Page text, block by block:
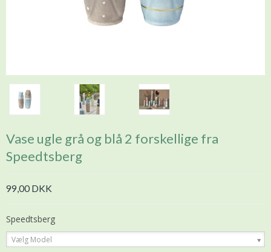
Vase ugle grå og blå 2 forskellige fra
Speedtsberg
99,00 DKK
Speedtsberg
Vælg Model